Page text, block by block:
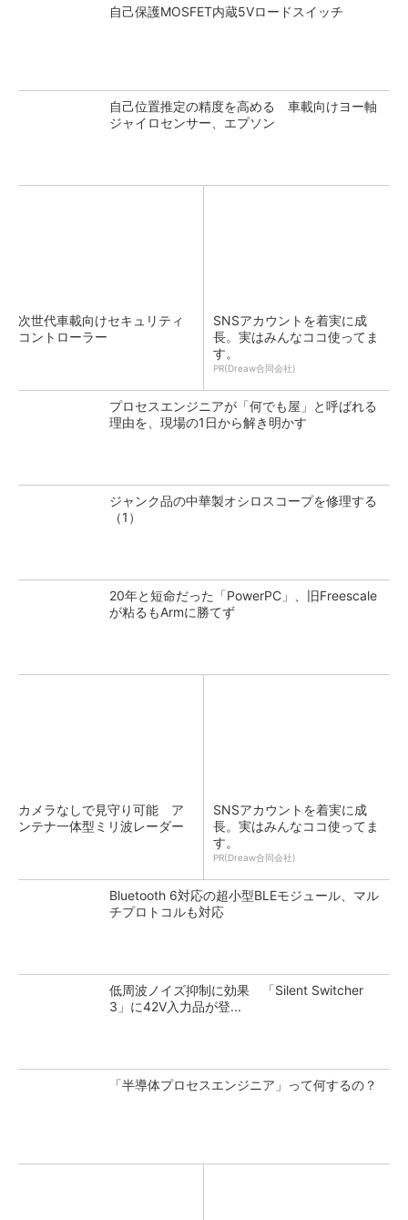
自己保護MOSFET内蔵5Vロードスイッチ
自己位置推定の精度を高める 車載向けヨー軸
ジャイロセンサー、エプソン
次世代車載向けセキュリティ
コントローラー
SNSアカウントを着実に成
長。実はみんなココ使ってま
す。
PR(Dreaw合同会社)
プロセスエンジニアが「何でも屋」と呼ばれる
理由を、現場の1日から解き明かす
ジャンク品の中華製オシロスコープを修理する
（1）
20年と短命だった「PowerPC」、旧Freescale
が粘るもArmに勝てず
カメラなしで見守り可能 ア
ンテナ一体型ミリ波レーダー
SNSアカウントを着実に成
長。実はみんなココ使ってま
す。
PR(Dreaw合同会社)
Bluetooth 6対応の超小型BLEモジュール、マル
チプロトコルも対応
低周波ノイズ抑制に効果 「Silent Switcher
3」に42V入力品が登...
「半導体プロセスエンジニア」って何するの？